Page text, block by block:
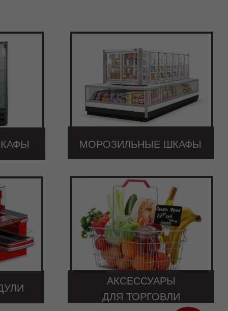
МОРОЗИЛЬНЫЕ ШКАФЫ
АКСЕССУАРЫ
ДЛЯ ТОРГОВЛИ